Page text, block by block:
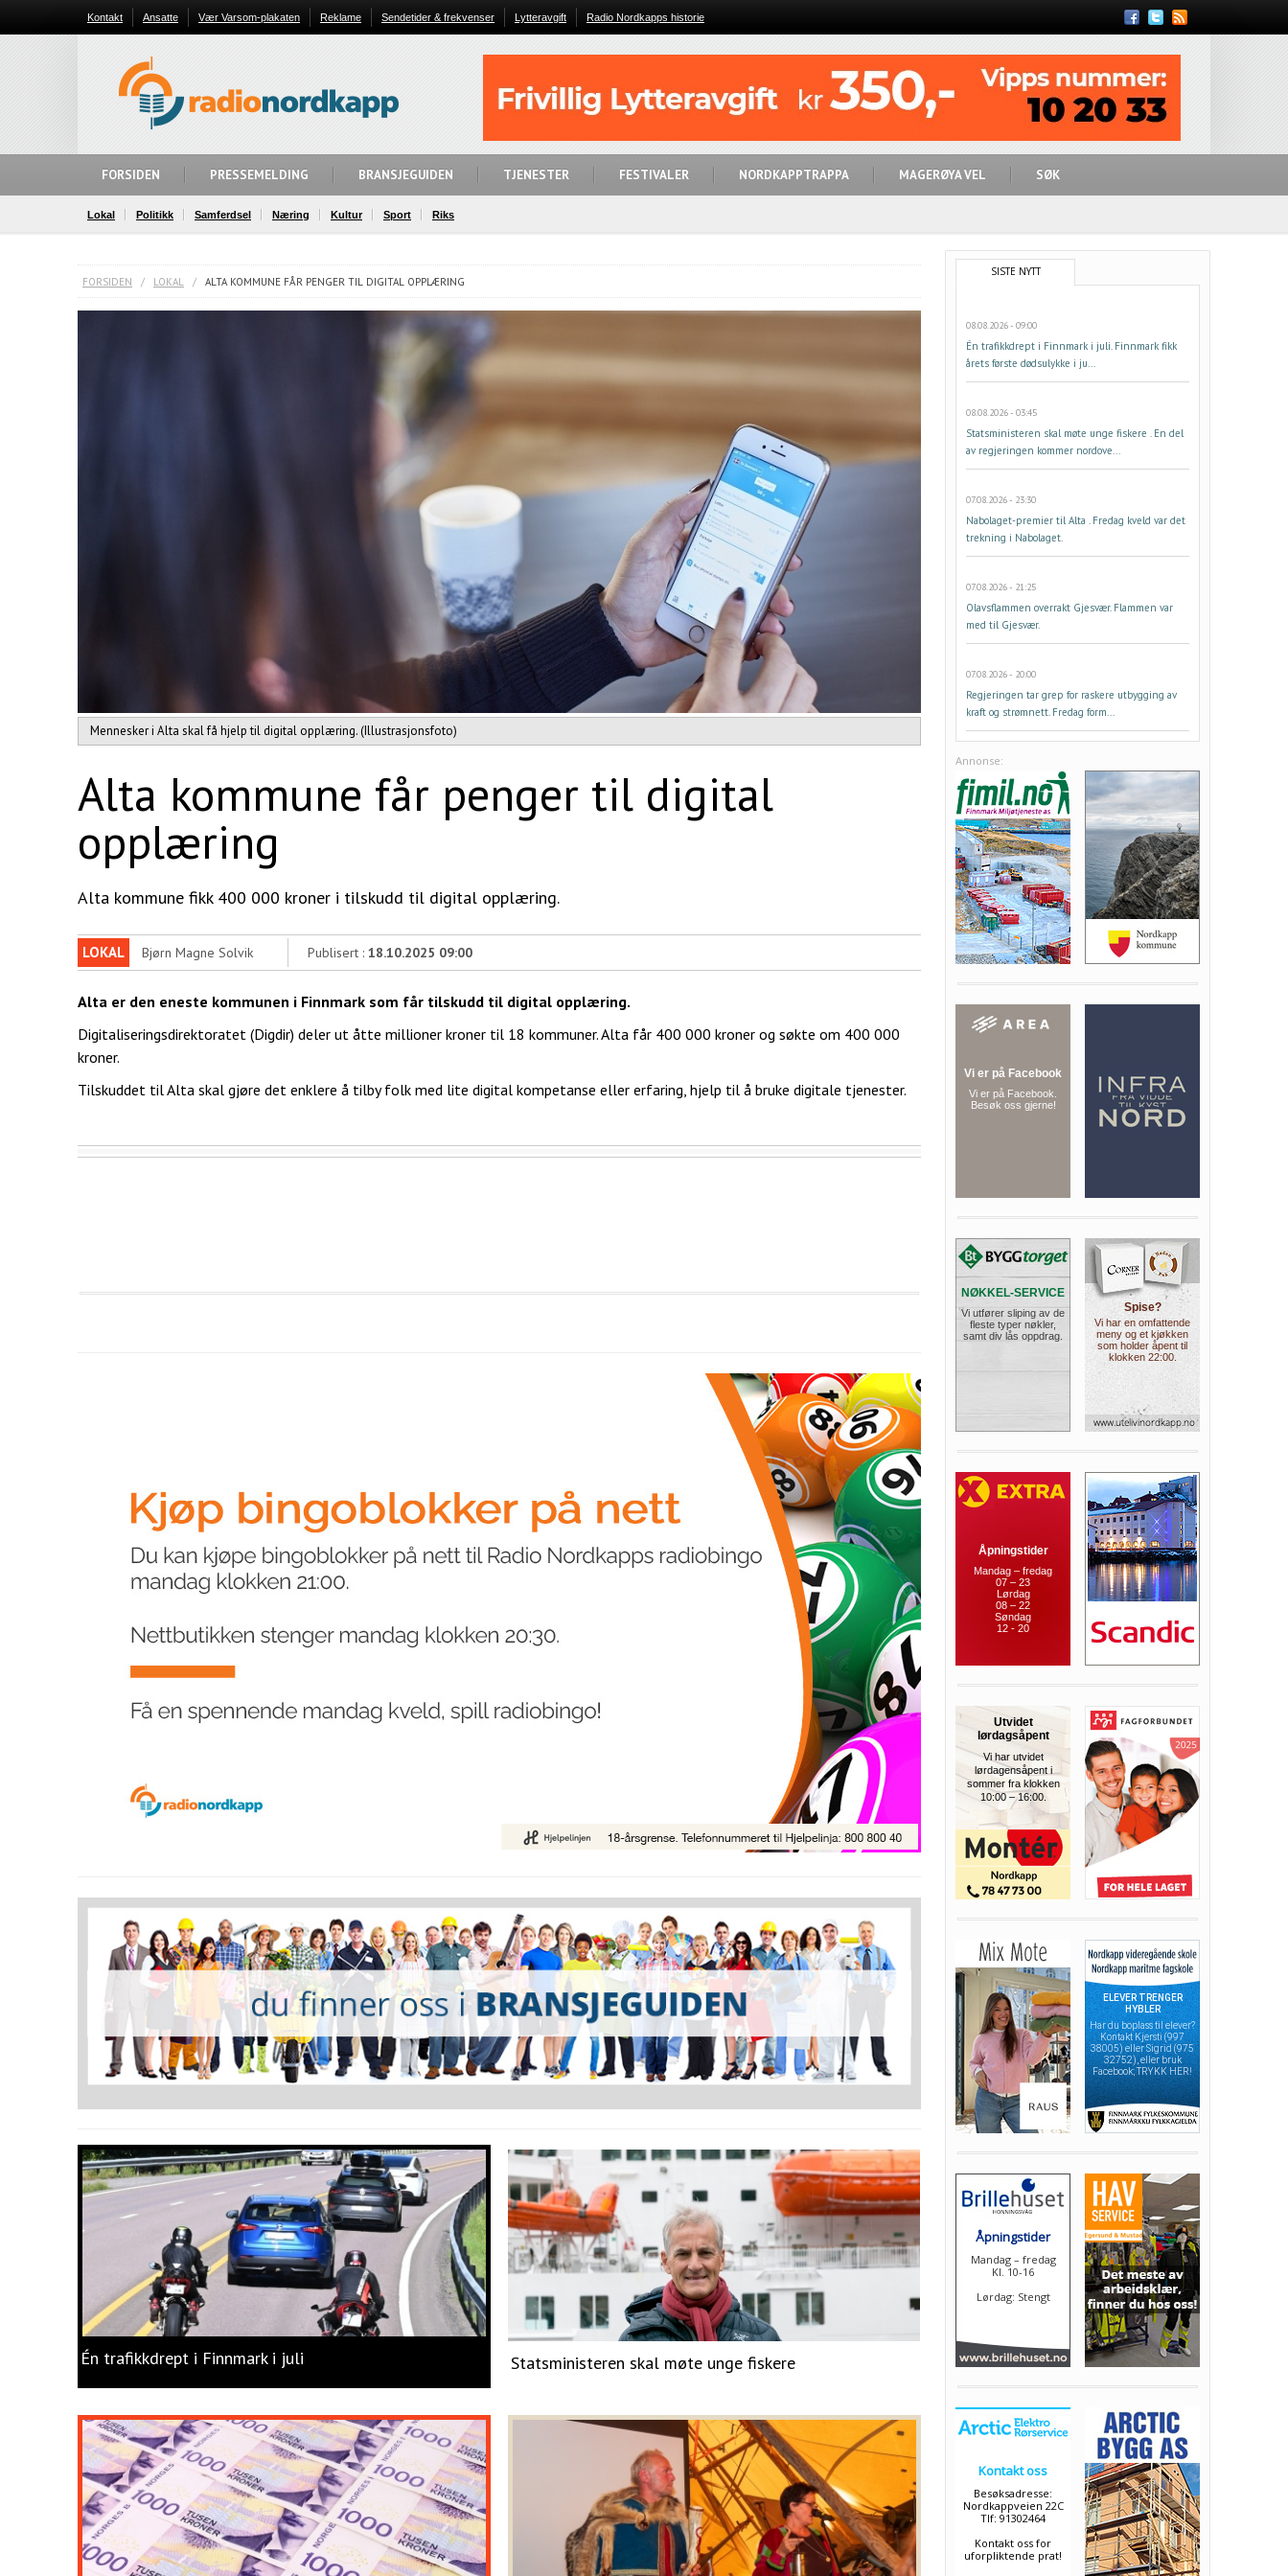
Kontakt Ansatte Vær Varsom-plakaten Reklame Sendetider & frekvenser Lytteravgift
Radio Nordkapps historie
Feed
FORSIDEN PRESSEMELDING BRANSJEGUIDEN TJENESTER FESTIVALER NORDKAPPTRAPPA MAGERØYA VEL SØK
Lokal Politikk Samferdsel Næring Kultur Sport Riks
FORSIDEN / LOKAL / ALTA KOMMUNE FÅR PENGER TIL DIGITAL OPPLÆRING
Mennesker i Alta skal få hjelp til digital opplæring. (Illustrasjonsfoto)
Alta kommune får penger til digital
opplæring
Alta kommune fikk 400 000 kroner i tilskudd til digital opplæring.
LOKAL Bjørn Magne Solvik Publisert : 18.10.2025 09:00
Alta er den eneste kommunen i Finnmark som får tilskudd til digital opplæring.
Digitaliseringsdirektoratet (Digdir) deler ut åtte millioner kroner til 18 kommuner. Alta får 400 000 kroner og søkte om 400 000
kroner.
Tilskuddet til Alta skal gjøre det enklere å tilby folk med lite digital kompetanse eller erfaring, hjelp til å bruke digitale tjenester.
Én trafikkdrept i Finnmark i juli Statsministeren skal møte unge fiskere
SISTE NYTT
08.08.2026 - 09:00
Én trafikkdrept i Finnmark i juli. Finnmark fikk
årets første dødsulykke i ju...
08.08.2026 - 03:45
Statsministeren skal møte unge fiskere . En del
av regjeringen kommer nordove...
07.08.2026 - 23:30
Nabolaget-premier til Alta . Fredag kveld var det
trekning i Nabolaget.
07.08.2026 - 21:25
Olavsflammen overrakt Gjesvær. Flammen var
med til Gjesvær.
07.08.2026 - 20:00
Regjeringen tar grep for raskere utbygging av
kraft og strømnett. Fredag form...
Annonse: